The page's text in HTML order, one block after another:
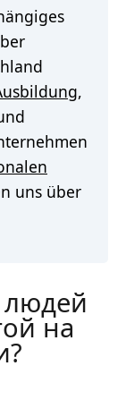
,
uns über
на